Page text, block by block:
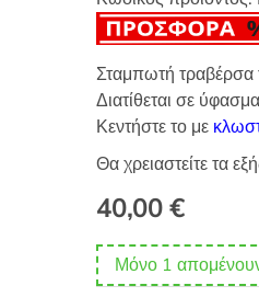
Σταμπωτή τραβέρσα
Διατίθεται σε
Κεντήστε το με
Θα χρειαστείτε τα
40,00€
Μόνο 1